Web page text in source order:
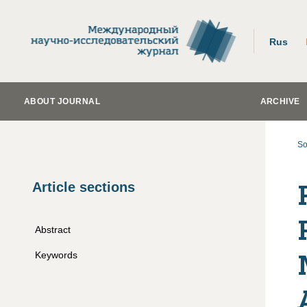
Rus
ABOUT JOURNAL ARCHIVE
Article sections
Abstract
Keywords